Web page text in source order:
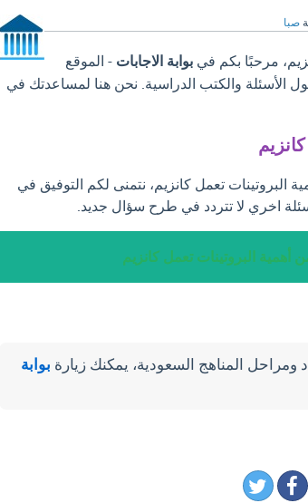
صبا
مرحبًا بكم في بوابة الاجابات - الموقع
الأسئلة والكتب الدراسية. نحن هنا لمساعدتك في
تعمل كانزيم، نتمنى لكم التوفيق في
اخري لا تتردد في طرح سؤال جديد.
البروتينات تعمل كانزيم
المناهج السعودية، يمكنك زيارة بوابة